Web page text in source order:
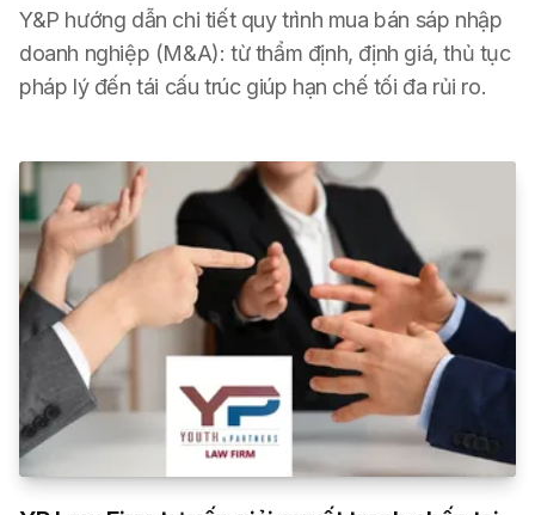
Y&P hướng dẫn chi tiết quy trình mua bán sáp nhập
doanh nghiệp (M&A): từ thẩm định, định giá, thủ tục
pháp lý đến tái cấu trúc giúp hạn chế tối đa rủi ro.